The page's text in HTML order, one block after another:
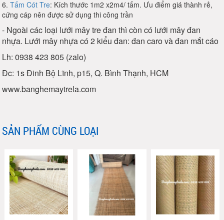
6.Tấm Cót Tre: Kích thước 1m2 x2m4/ tấm. Ưu điểm giá thành rẻ,
cứng cáp nên được sử dụng thi công trần
- Ngoài các loại lưới mây tre đan thì còn có lưới mây đan
nhựa. Lưới mây nhựa có 2 kiểu đan: đan caro và đan mắt cáo
Lh: 0938 423 805 (zalo)
Đc: 1s Đinh Bộ Lĩnh, p15, Q. Bình Thạnh, HCM
www.banghemaytrela.com
SẢN PHẨM CÙNG LOẠI